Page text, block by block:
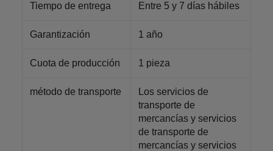
Tiempo de entrega Entre 5 y 7 días hábiles
Garantización 1 año
Cuota de producción 1 pieza
método de transporte
Los servicios de
transporte de
mercancías y servicios
de transporte de
mercancías y servicios